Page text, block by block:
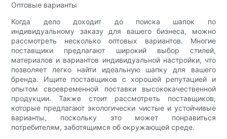
Оптовые варианты
Когда дело доходит до поиска шапок по
индивидуальному заказу для вашего бизнеса, можно
рассмотреть несколько оптовых вариантов. Многие
поставщики предлагают широкий выбор стилей,
материалов и вариантов индивидуальной настройки, что
позволяет легко найти идеальную шапку для вашего
бренда. Ищите поставщиков с хорошей репутацией и
опытом своевременной поставки высококачественной
продукции. Также стоит рассмотреть поставщиков,
которые предлагают экологически чистые и устойчивые
варианты, поскольку это может понравиться
потребителям, заботящимся об окружающей среде.